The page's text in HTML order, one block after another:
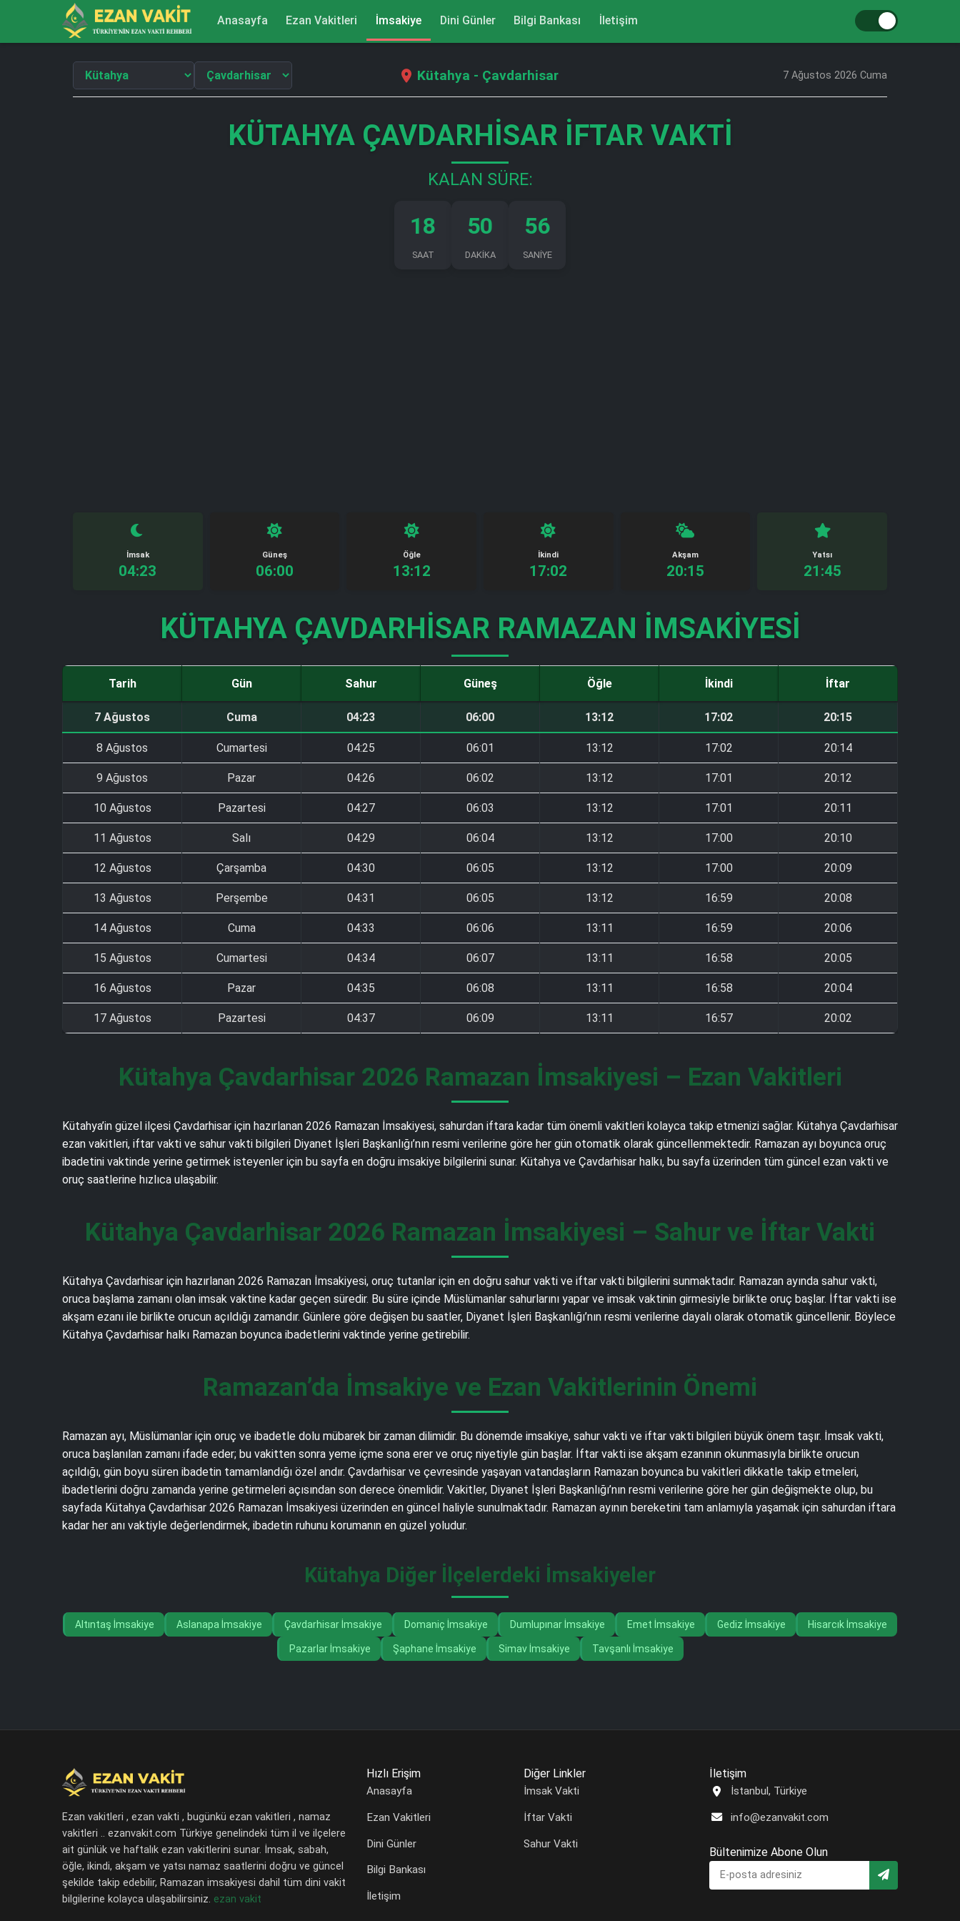
Anasayfa Ezan Vakitleri İmsakiye Dini Günler Bilgi Bankası İletişim
Kütahya - Çavdarhisar 7 Ağustos 2026 Cuma
KÜTAHYA ÇAVDARHISAR İFTAR VAKTI
KALAN SÜRE:
18
SAAT
50
DAKİKA
56
SANİYE
İmsak
04:23
Güneş
06:00
Öğle
13:12
İkindi
17:02
Akşam
20:15
Yatsı
21:45
KÜTAHYA ÇAVDARHISAR RAMAZAN İMSAKIYESI
Tarih Gün Sahur Güneş Öğle İkindi İftar
7 Ağustos Cuma 04:23 06:00 13:12 17:02 20:15
8 Ağustos Cumartesi 04:25 06:01 13:12 17:02 20:14
9 Ağustos Pazar 04:26 06:02 13:12 17:01 20:12
10 Ağustos Pazartesi 04:27 06:03 13:12 17:01 20:11
11 Ağustos Salı 04:29 06:04 13:12 17:00 20:10
12 Ağustos Çarşamba 04:30 06:05 13:12 17:00 20:09
13 Ağustos Perşembe 04:31 06:05 13:12 16:59 20:08
14 Ağustos Cuma 04:33 06:06 13:11 16:59 20:06
15 Ağustos Cumartesi 04:34 06:07 13:11 16:58 20:05
16 Ağustos Pazar 04:35 06:08 13:11 16:58 20:04
17 Ağustos Pazartesi 04:37 06:09 13:11 16:57 20:02
Kütahya Çavdarhisar 2026 Ramazan İmsakiyesi – Ezan Vakitleri
Kütahya’in güzel ilçesi Çavdarhisar için hazırlanan 2026 Ramazan İmsakiyesi, sahurdan iftara kadar tüm önemli vakitleri kolayca takip etmenizi sağlar. Kütahya Çavdarhisar
ezan vakitleri, iftar vakti ve sahur vakti bilgileri Diyanet İşleri Başkanlığı’nın resmi verilerine göre her gün otomatik olarak güncellenmektedir. Ramazan ayı boyunca oruç
ibadetini vaktinde yerine getirmek isteyenler için bu sayfa en doğru imsakiye bilgilerini sunar. Kütahya ve Çavdarhisar halkı, bu sayfa üzerinden tüm güncel ezan vakti ve
oruç saatlerine hızlıca ulaşabilir.
Kütahya Çavdarhisar 2026 Ramazan İmsakiyesi – Sahur ve İftar Vakti
Kütahya Çavdarhisar için hazırlanan 2026 Ramazan İmsakiyesi, oruç tutanlar için en doğru sahur vakti ve iftar vakti bilgilerini sunmaktadır. Ramazan ayında sahur vakti,
oruca başlama zamanı olan imsak vaktine kadar geçen süredir. Bu süre içinde Müslümanlar sahurlarını yapar ve imsak vaktinin girmesiyle birlikte oruç başlar. İftar vakti ise
akşam ezanı ile birlikte orucun açıldığı zamandır. Günlere göre değişen bu saatler, Diyanet İşleri Başkanlığı’nın resmi verilerine dayalı olarak otomatik güncellenir. Böylece
Kütahya Çavdarhisar halkı Ramazan boyunca ibadetlerini vaktinde yerine getirebilir.
Ramazan’da İmsakiye ve Ezan Vakitlerinin Önemi
Ramazan ayı, Müslümanlar için oruç ve ibadetle dolu mübarek bir zaman dilimidir. Bu dönemde imsakiye, sahur vakti ve iftar vakti bilgileri büyük önem taşır. İmsak vakti,
oruca başlanılan zamanı ifade eder; bu vakitten sonra yeme içme sona erer ve oruç niyetiyle gün başlar. İftar vakti ise akşam ezanının okunmasıyla birlikte orucun
açıldığı, gün boyu süren ibadetin tamamlandığı özel andır. Çavdarhisar ve çevresinde yaşayan vatandaşların Ramazan boyunca bu vakitleri dikkatle takip etmeleri,
ibadetlerini doğru zamanda yerine getirmeleri açısından son derece önemlidir. Vakitler, Diyanet İşleri Başkanlığı’nın resmi verilerine göre her gün değişmekte olup, bu
sayfada Kütahya Çavdarhisar 2026 Ramazan İmsakiyesi üzerinden en güncel haliyle sunulmaktadır. Ramazan ayının bereketini tam anlamıyla yaşamak için sahurdan iftara
kadar her anı vaktiyle değerlendirmek, ibadetin ruhunu korumanın en güzel yoludur.
Kütahya Diğer İlçelerdeki İmsakiyeler
Altıntaş İmsakiye Aslanapa İmsakiye Çavdarhisar İmsakiye Domaniç İmsakiye Dumlupınar İmsakiye Emet İmsakiye Gediz İmsakiye Hisarcık İmsakiye
Pazarlar İmsakiye Şaphane İmsakiye Simav İmsakiye Tavşanlı İmsakiye
Ezan vakitleri , ezan vakti , bugünkü ezan vakitleri , namaz
vakitleri .. ezanvakit.com Türkiye genelindeki tüm il ve ilçelere
ait günlük ve haftalık ezan vakitlerini sunar. İmsak, sabah,
öğle, ikindi, akşam ve yatsı namaz saatlerini doğru ve güncel
şekilde takip edebilir, Ramazan imsakiyesi dahil tüm dini vakit
bilgilerine kolayca ulaşabilirsiniz. ezan vakit
Hızlı Erişim
Anasayfa
Ezan Vakitleri
Dini Günler
Bilgi Bankası
İletişim
Diğer Linkler
İmsak Vakti
İftar Vakti
Sahur Vakti
İletişim
İstanbul, Türkiye
info@ezanvakit.com
Bültenimize Abone Olun